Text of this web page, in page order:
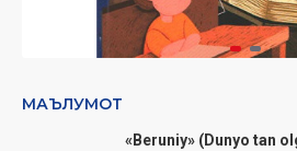
МАЪЛУМОТ
«Beruniy» (Dunyo tan